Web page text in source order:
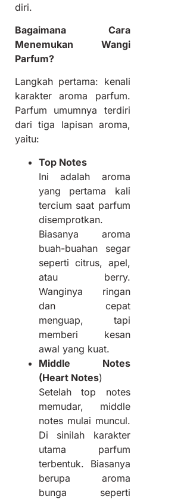
diri.
Bagaimana Cara
Menemukan Wangi
Parfum?
Langkah pertama: kenali
karakter aroma parfum.
Parfum umumnya terdiri
dari tiga lapisan aroma,
yaitu:
Top Notes
Ini adalah aroma
yang pertama kali
tercium saat parfum
disemprotkan.
Biasanya aroma
buah-buahan segar
seperti citrus, apel,
atau berry.
Wanginya ringan
dan cepat
menguap, tapi
memberi kesan
awal yang kuat.
Middle Notes
(Heart Notes)
Setelah top notes
memudar, middle
notes mulai muncul.
Di sinilah karakter
utama parfum
terbentuk. Biasanya
berupa aroma
bunga seperti